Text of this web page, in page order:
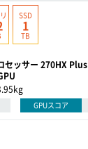
SSD
1
TB
ッサー 270HX Plus
GPUスコア